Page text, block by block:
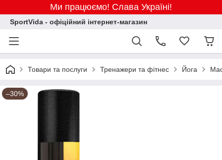
Ми працюємо! Слава Україні!
SportVida - офіційний інтернет-магазин
Товари та послуги Тренажери та фітнес Йога
–30%